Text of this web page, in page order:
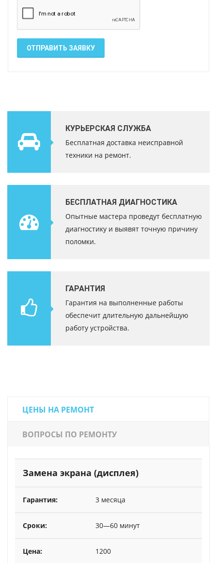
ОТПРАВИТЬ ЗАЯВКУ
КУРЬЕРСКАЯ СЛУЖБА
Бесплатная доставка неисправной
техники на ремонт.
БЕСПЛАТНАЯ ДИАГНОСТИКА
Опытные мастера проведут бесплатную
диагностику и выявят точную причину
поломки.
ГАРАНТИЯ
Гарантия на выполненные работы
обеспечит длительную дальнейшую
работу устройства.
ЦЕНЫ НА РЕМОНТ
ВОПРОСЫ ПО РЕМОНТУ
Замена экрана (дисплея)
3 месяца
30—60 минут
1200